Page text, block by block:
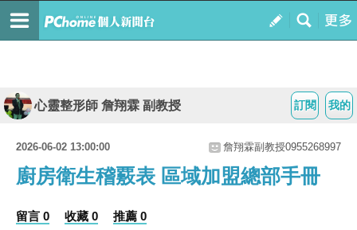
我的
訂閱
心靈整形師 詹翔霖 副教授
2026-06-02 13:00:00 詹翔霖副教授0955268997
廚房衛生稽覈表 區域加盟總部手冊
留言 0 收藏 0 推薦 0